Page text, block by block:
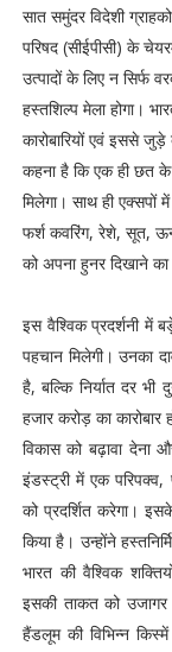
सात समुंदर विदेशी
परिषद (सीईपीसी) के
उत्पादों के लिए न सिर्फ
हस्तशिल्प मेला होगा।
कारोबारियों एवं इससे जुड़े
कहना है कि एक ही छत के
मिलेगा। साथ ही
फर्श कवरिंग, रेशे, सूत,
को अपना हुनर दिखाने का
इस वैश्विक प्रदर्शनी में
पहचान मिलेगी। उनका
है, बल्कि निर्यात दर
हजार करोड़ का
विकास को बढ़ावा देना
इंडस्ट्री में एक परिपक्व,
को प्रदर्शित करेगा।
किया है। उन्होंने
भारत की वैश्विक
इसकी ताकत को
हैंडलूम की विभिन्न किस्में